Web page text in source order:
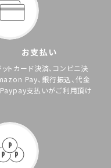
お支払い
トカード決済、コンビニ決
Pay、銀行振込、代金
Paypay支払いがご利用頂け